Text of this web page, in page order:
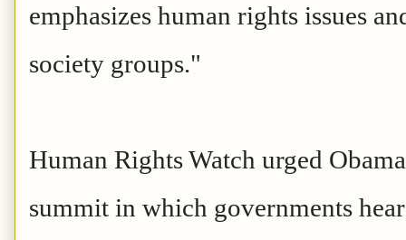
emphasizes human rights issues
society groups."
Human Rights Watch urged
summit in which governments